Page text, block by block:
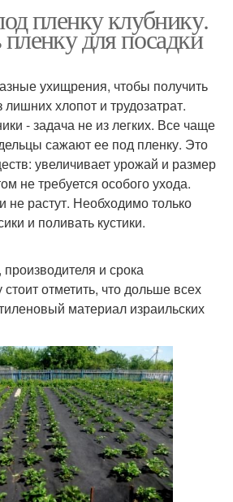
пленку клубнику.
для посадки
ухищрения, чтобы получить
хлопот и трудозатрат.
- задача не из легких. Все чаще
сажают ее под пленку. Это
увеличивает урожай и размер
не требуется особого ухода.
не растут. Необходимо только
и поливать кустики.
и срока
отметить, что дольше всех
материал израильских